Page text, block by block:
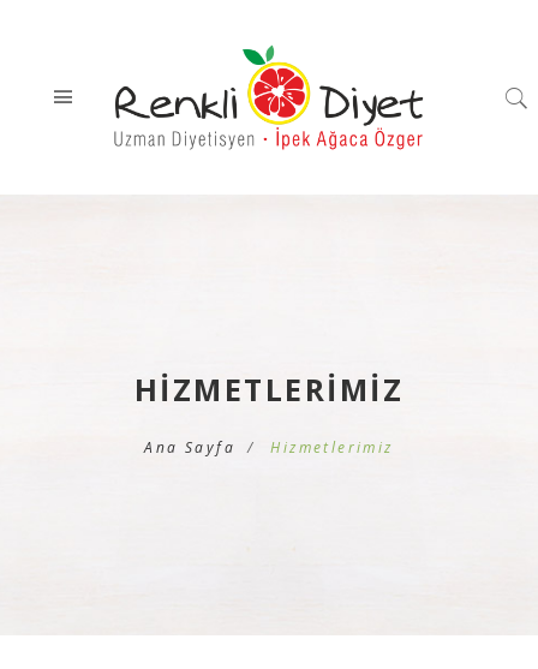
HIZMETLERIMIZ
Ana Sayfa Hizmetlerimiz